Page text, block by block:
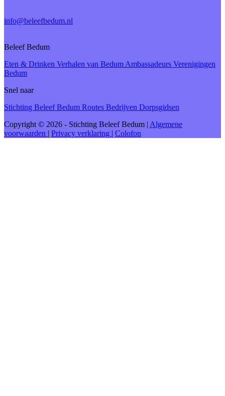
info@beleefbedum.nl
Beleef Bedum
Eten & Drinken Verhalen van Bedum Ambassadeurs Verenigingen
Bedum
Snel naar
Stichting Beleef Bedum Routes Bedrijven Dorpsgidsen
Copyright © 2026 - Stichting Beleef Bedum | Algemene
voorwaarden | Privacy verklaring | Colofon